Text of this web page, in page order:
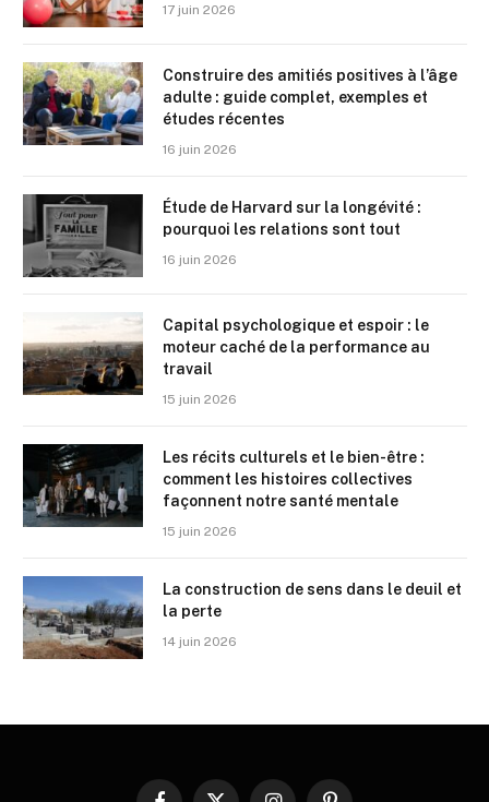
17 juin 2026
Construire des amitiés positives à l’âge
adulte : guide complet, exemples et
études récentes
16 juin 2026
Étude de Harvard sur la longévité :
pourquoi les relations sont tout
16 juin 2026
Capital psychologique et espoir : le
moteur caché de la performance au
travail
15 juin 2026
Les récits culturels et le bien-être :
comment les histoires collectives
façonnent notre santé mentale
15 juin 2026
La construction de sens dans le deuil et
la perte
14 juin 2026